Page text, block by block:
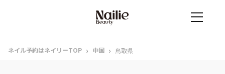
ネイル予約はネイリーTOP › 中国 › 鳥取県